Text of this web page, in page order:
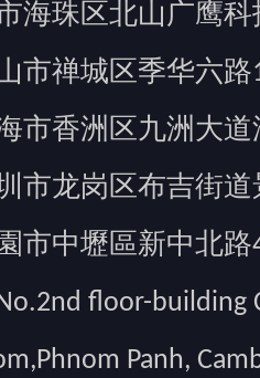
海珠区北山广鹰科
市禅城区季华六路
市香洲区九洲大道
市龙岗区布吉街
市中壢區新中北路
floor-building
Panh,